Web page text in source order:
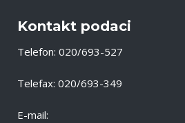
Kontakt podaci
Telefon: 020/693-527
Telefax: 020/693-349
E-mail: